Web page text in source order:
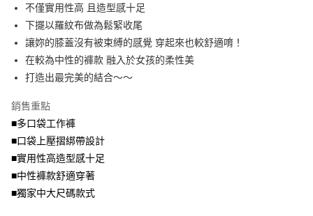
法說明評估內容。
【繳款方式說明】
1.分期款項不併入電信帳單，「大哥付你分期」於每月結算日後寄送繳費提
醒簡訊。
2.透過簡訊連結打開帳單後，可選擇「超商條碼／台灣大直營門市／銀行轉
帳／街口支付／iPASS MONEY」等通路繳費。
【注意事項】
1.本服務係由「台灣大哥大股份有限公司」（以下簡稱本公司）所提供，讓
用戶於交易時，得透過本服務購買商品或服務，並由商店將買賣／分期付款
買賣價金債權讓與本公司後，依約使用本公司帳單繳交帳款。
資料（包含姓名、電話或地址）提供予台灣大哥大進項蒐集、處理及利用，
由本公司與您本人進行分期帳單所需資料之確認、核對及更正。
3.完整用戶服務條款，請詳閱以下連結：
２．便利：只要手機號碼，簡訊認證，即可結帳。
３．安心：先確認商品／服務後，再付款。
【「AFTEE先享後付」結帳流程】
１．於結帳方式選擇「AFTEE先享後付」後，將跳轉至「AFTEE先享後付」
２．訂單成立數日內，您將收到繳費通知簡訊。
ATM／網路銀行／等多元方式進行付款，方視為交易完成。
※ 請注意：結帳手續完成當下不需立刻繳費，但若您需要取消訂單，請聯絡
購買商品的店家。未經商家同意取消之訂單仍視為有效，需透過AFTEE先享
後付繳納相關費用。
※ 交易是否成功請以「AFTEE先享後付 」之結帳頁面顯示為準，若有關於
是否繳費成功／繳費後需取消欲退款等相關疑問，請聯繫「AFTEE先享後付
客戶支援中心」https://netprotections.freshdesk.com/support/home
全家取貨付款
每筆NT$70，滿NT$699(含以上)免運費
付款後全家取貨
7-11取貨付款
每筆NT$70，滿NT$799(含以上)免運費
付款後7-11取貨
每筆NT$70，滿NT$699(含以上)免運費
宅配
不僅實用性高 且造型感十足
下擺以羅紋布做為鬆緊收尾
讓妳的膝蓋沒有被束縛的感覺 穿起來也較舒適唷！
在較為中性的褲款 融入於女孩的柔性美
打造出最完美的結合～～
銷售重點
■多口袋工作褲
■口袋上壓摺綁帶設計
■實用性高造型感十足
■中性褲款舒適穿著
■獨家中大尺碼款式